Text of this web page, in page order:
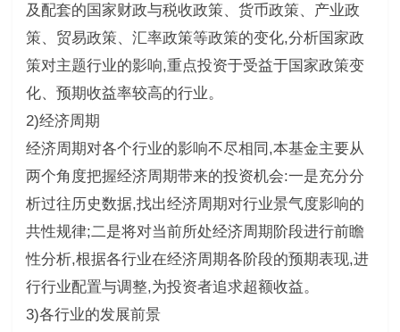
及配套的国家财政与税收政策、货币政策、产业政
策、贸易政策、汇率政策等政策的变化,分析国家政
策对主题行业的影响,重点投资于受益于国家政策变
化、预期收益率较高的行业。
2)经济周期
经济周期对各个行业的影响不尽相同,本基金主要从
两个角度把握经济周期带来的投资机会:一是充分分
析过往历史数据,找出经济周期对行业景气度影响的
共性规律;二是将对当前所处经济周期阶段进行前瞻
性分析,根据各行业在经济周期各阶段的预期表现,进
行行业配置与调整,为投资者追求超额收益。
3)各行业的发展前景